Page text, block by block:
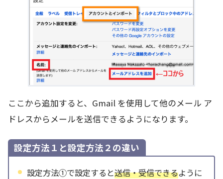
ここから追加すると、Gmail を使用して他のメール ア
ドレスからメールを送信できるようになります。
設定方法１と設定方法２の違い
設定方法①で設定すると送信・受信できるように